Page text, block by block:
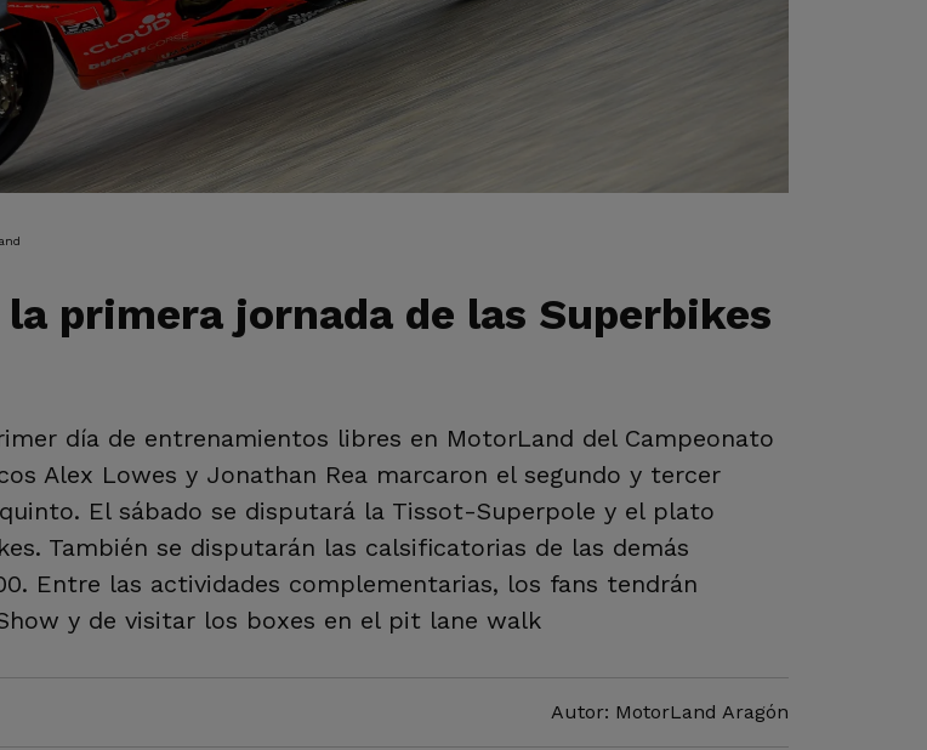
primera jornada de las Superbikes
día de entrenamientos libres en MotorLand del Campeonato
Alex Lowes y Jonathan Rea marcaron el segundo y tercer
El sábado se disputará la Tissot-Superpole y el plato
También se disputarán las calsificatorias de las demás
Entre las actividades complementarias, los fans tendrán
y de visitar los boxes en el pit lane walk
Autor: MotorLand Aragón